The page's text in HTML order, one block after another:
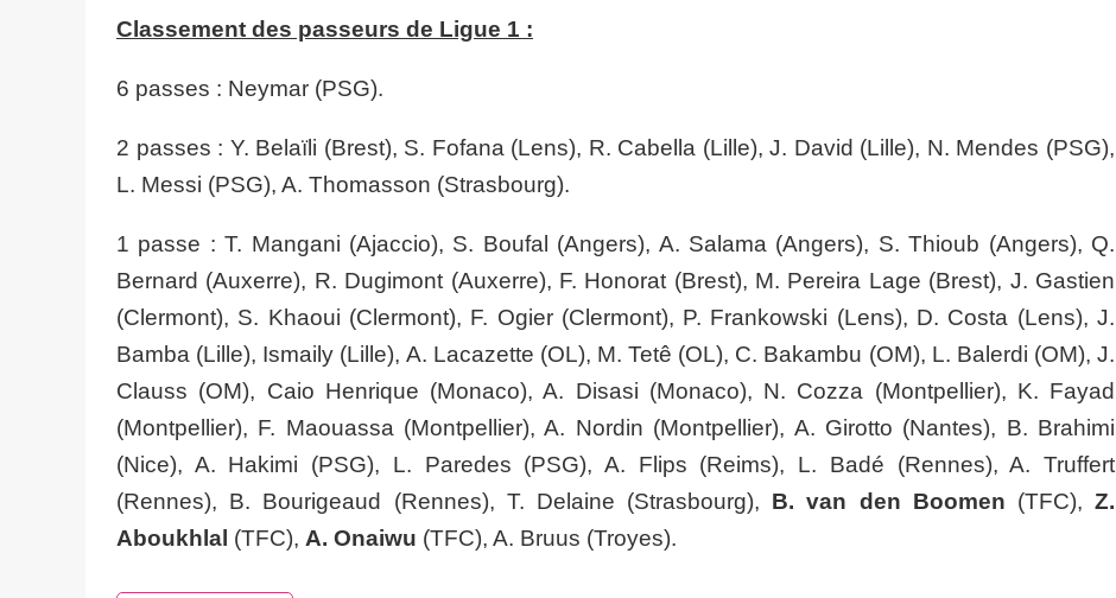
Classement des passeurs de Ligue 1 :
6 passes : Neymar (PSG).
2 passes : Y. Belaïli (Brest), S. Fofana (Lens), R. Cabella (Lille), J. David (Lille), N. Mendes (PSG),
L. Messi (PSG), A. Thomasson (Strasbourg).
1 passe : T. Mangani (Ajaccio), S. Boufal (Angers), A. Salama (Angers), S. Thioub (Angers), Q.
Bernard (Auxerre), R. Dugimont (Auxerre), F. Honorat (Brest), M. Pereira Lage (Brest), J. Gastien
(Clermont), S. Khaoui (Clermont), F. Ogier (Clermont), P. Frankowski (Lens), D. Costa (Lens), J.
Bamba (Lille), Ismaily (Lille), A. Lacazette (OL), M. Tetê (OL), C. Bakambu (OM), L. Balerdi (OM), J.
Clauss (OM), Caio Henrique (Monaco), A. Disasi (Monaco), N. Cozza (Montpellier), K. Fayad
(Montpellier), F. Maouassa (Montpellier), A. Nordin (Montpellier), A. Girotto (Nantes), B. Brahimi
(Nice), A. Hakimi (PSG), L. Paredes (PSG), A. Flips (Reims), L. Badé (Rennes), A. Truffert
(Rennes), B. Bourigeaud (Rennes), T. Delaine (Strasbourg), B. van den Boomen (TFC),Z.
Aboukhlal (TFC), A. Onaiwu (TFC), A. Bruus (Troyes).